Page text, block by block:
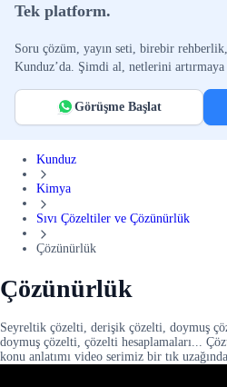
Tek platform.
Soru çözüm, yayın seti, birebir rehberlik,
Kunduz’da. Şimdi al, netlerini artırmaya
Görüşme Başlat
Kunduz
Kimya
Sıvı Çözeltiler ve Çözünürlük
Çözünürlük
Çözünürlük
Seyreltik çözelti, derişik çözelti, doymuş
doymuş çözelti, çözelti hesaplamaları...
konu anlatımı video serimiz bir tık uzağında.